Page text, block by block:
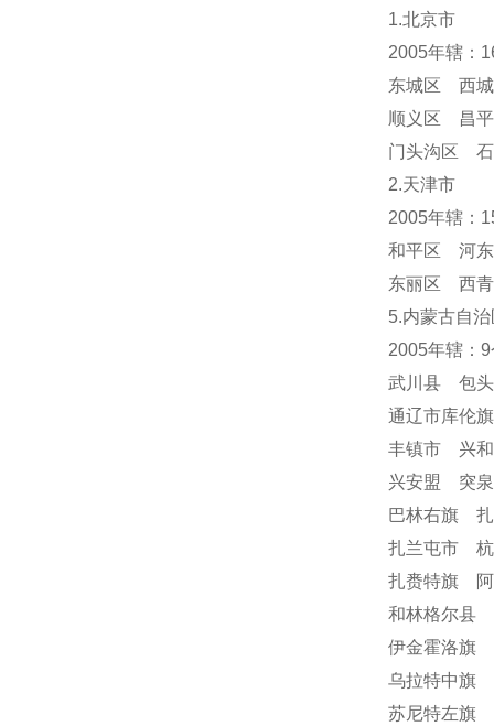
1.北京市
2005年辖：
东城区 西
顺义区 昌
门头沟区
2.天津市
2005年辖：
和平区 河
东丽区 西
5.内蒙古自治
2005年辖：
武川县 包
通辽市库
丰镇市 兴
兴安盟 突
巴林右旗
扎兰屯市
扎赉特旗
和林格尔县
伊金霍洛旗
乌拉特中旗
苏尼特左旗